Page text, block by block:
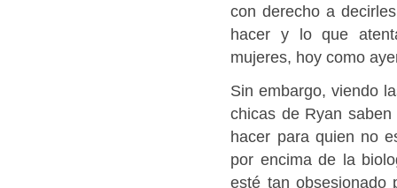
con derecho a
hacer y lo que
mujeres, hoy como
Sin embargo, viendo
chicas de Ryan
hacer para quien no
por encima de la
esté tan obsesionado